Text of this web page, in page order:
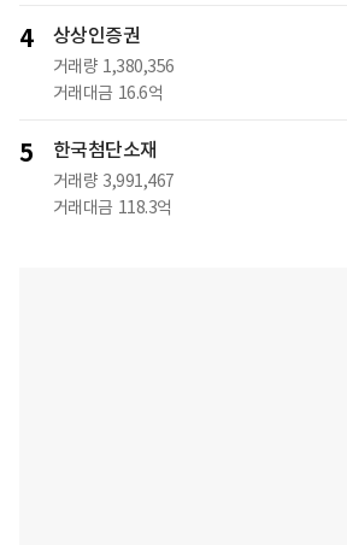
4 상상인증권
거래량 1,380,356
거래대금 16.6억
5 한국첨단소재
거래량 3,991,467
거래대금 118.3억